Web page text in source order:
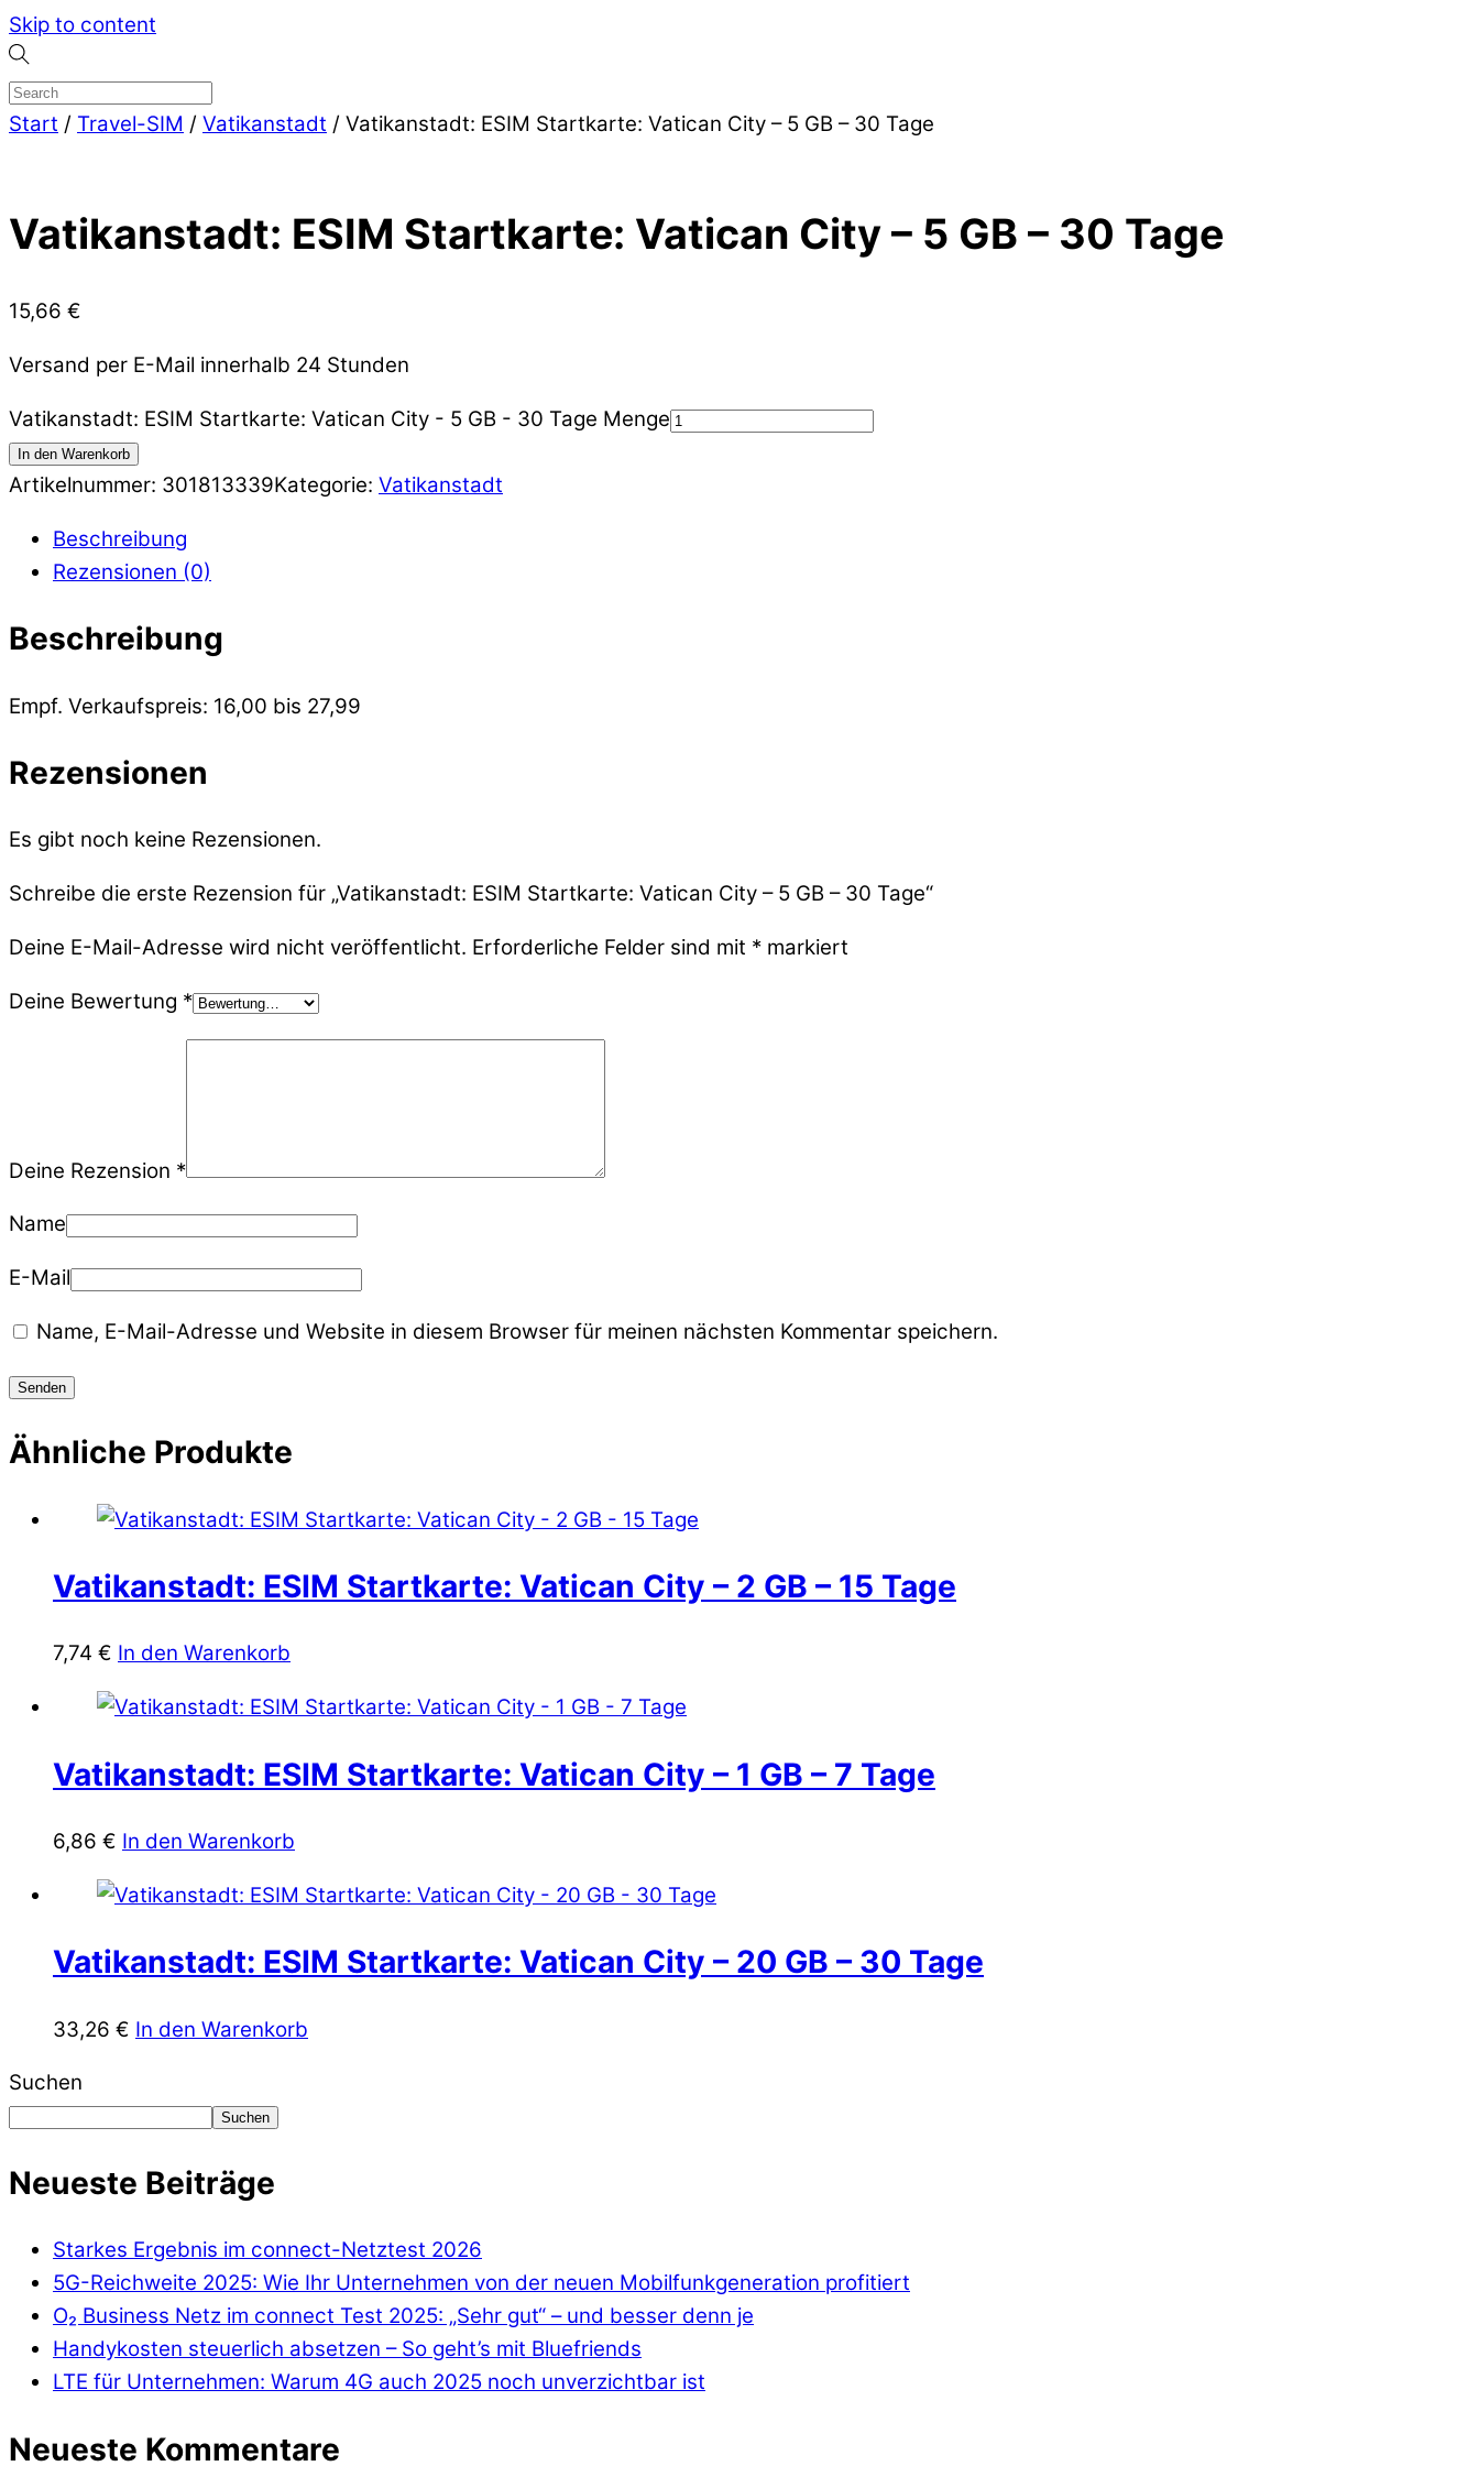
Skip to content
Start / Travel-SIM / Vatikanstadt / Vatikanstadt: ESIM Startkarte: Vatican City – 5 GB – 30 Tage
Vatikanstadt: ESIM Startkarte: Vatican City – 5 GB – 30 Tage
15,66 €
Versand per E-Mail innerhalb 24 Stunden
Vatikanstadt: ESIM Startkarte: Vatican City - 5 GB - 30 Tage Menge
In den Warenkorb
Artikelnummer: 301813339Kategorie: Vatikanstadt
Beschreibung
Rezensionen (0)
Beschreibung
Empf. Verkaufspreis: 16,00 bis 27,99
Rezensionen
Es gibt noch keine Rezensionen.
Schreibe die erste Rezension für „Vatikanstadt: ESIM Startkarte: Vatican City – 5 GB – 30 Tage“
Deine E-Mail-Adresse wird nicht veröffentlicht. Erforderliche Felder sind mit * markiert
Deine Bewertung *
Deine Rezension *
Name
E-Mail
Name, E-Mail-Adresse und Website in diesem Browser für meinen nächsten Kommentar speichern.
Ähnliche Produkte
Vatikanstadt: ESIM Startkarte: Vatican City – 2 GB – 15 Tage
7,74 € In den Warenkorb
Vatikanstadt: ESIM Startkarte: Vatican City – 1 GB – 7 Tage
6,86 € In den Warenkorb
Vatikanstadt: ESIM Startkarte: Vatican City – 20 GB – 30 Tage
33,26 € In den Warenkorb
Suchen
Suchen
Neueste Beiträge
Starkes Ergebnis im connect-Netztest 2026
5G-Reichweite 2025: Wie Ihr Unternehmen von der neuen Mobilfunkgeneration profitiert
O₂ Business Netz im connect Test 2025: „Sehr gut“ – und besser denn je
Handykosten steuerlich absetzen – So geht’s mit Bluefriends
LTE für Unternehmen: Warum 4G auch 2025 noch unverzichtbar ist
Neueste Kommentare